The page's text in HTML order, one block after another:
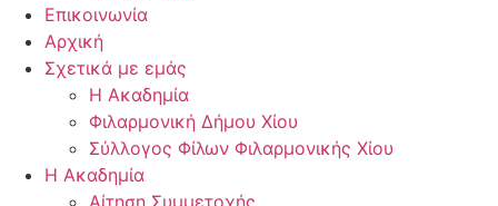
Επικοινωνία
Αρχική
Σχετικά με εμάς
Η Ακαδημία
Φιλαρμονική Δήμου Χίου
Σύλλογος Φίλων Φιλαρμονικής Χίου
Η Ακαδημία
Αίτηση Συμμετοχής